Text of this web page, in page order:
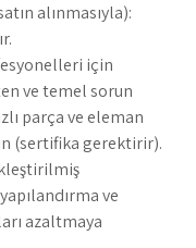
alınmasıyla):
için
ve temel sorun
parça ve eleman
(sertifika gerektirir).
ve
azaltmaya